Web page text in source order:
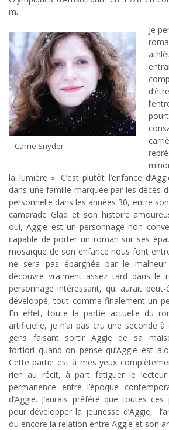
m.
Carrie Snyder
Je
la lumière ». C’est plutôt l’enfance
dans une famille marquée par les décès
personnelle dans les années 30, entre
camarade Glad et son histoire
oui, Aggie est un personnage non
capable de porter un roman sur ses
mosaïque de son enfance nous font
ne sera pas épargnée par le
découvre vraiment assez tard dans le
personnage intéressant, qui aurait peut-
développé, tout comme finalement un
En effet, toute la partie actuelle du
artificielle, je n’ai pas cru une seconde
gens faisant sortir Aggie de sa
fortiori quand on pense qu’Aggie est
Cette partie est à mes yeux
rien au récit, à part fatiguer le
permanence entre l’époque
d’Aggie. J’aurais préféré que toutes
pour développer la jeunesse d’Aggie,
ou encore la relation entre Aggie et son